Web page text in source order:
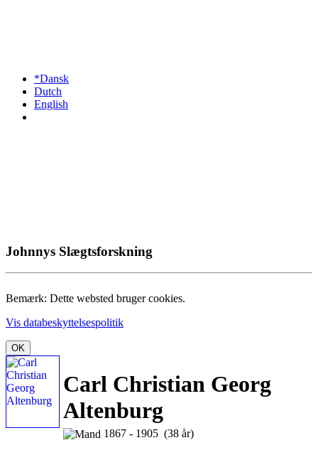
*Dansk
Dutch
English
Johnnys Slægtsforskning
Bemærk: Dette websted bruger cookies.
Vis databeskyttelsespolitik
OK
Carl Christian Georg
Altenburg
1867 - 1905 (38 år)